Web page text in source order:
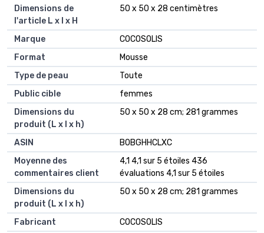
Dimensions de
l'article L x l x H
‎50 x 50 x 28 centimètres
Marque
‎COCOSOLIS
Format
‎Mousse
Type de peau
‎Toute
Public cible
‎femmes
Dimensions du
produit (L x l x h)
‎50 x 50 x 28 cm; 281 grammes
ASIN
‎B0BGHHCLXC
Moyenne des
commentaires client
4,1 4,1 sur 5 étoiles 436
évaluations 4,1 sur 5 étoiles
Dimensions du
produit (L x l x h)
50 x 50 x 28 cm; 281 grammes
Fabricant
COCOSOLIS